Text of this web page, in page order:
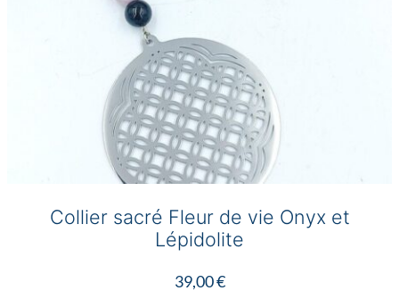
Collier sacré Fleur de vie Onyx et
Lépidolite
39,00€